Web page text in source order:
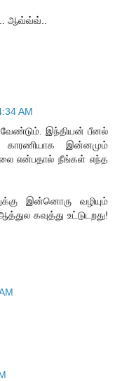
ஆவ்வ்வ்..
AM
இந்தியன் பீனல்
இன்னமும்
என்பதால் நீங்கள் எந்த
இன்னொரு வழியும்
கவுத்து உட்டுடறது!